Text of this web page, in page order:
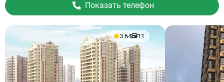
Показать телефон
3.64 11